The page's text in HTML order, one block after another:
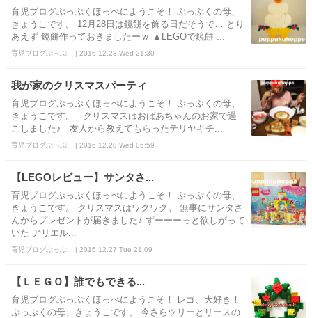
育児ブログぷっぷくほっぺにようこそ！ ぷっぷくの母、
きょうこです。 12月28日は鏡餅を飾る日だそうで… とり
あえず 鏡餅作っておきましたーｗ ▲LEGOで鏡餅 ...
育児ブログぷっぷ... | 2016.12.28 Wed 21:30
我が家のクリスマスパーティ
育児ブログぷっぷくほっぺにようこそ！ ぷっぷくの母、
きょうこです。 クリスマスはおばあちゃんのお家で過
ごしました♪ 友人から教えてもらったテリヤキチ...
育児ブログぷっぷ... | 2016.12.28 Wed 06:59
【LEGOレビュー】サンタさ...
育児ブログぷっぷくほっぺにようこそ！ ぷっぷくの母、
きょうこです。 クリスマスはワクワク。 無事にサンタさ
んからプレゼントが届きました♪ ずーーーっと欲しがって
いた アリエル...
育児ブログぷっぷ... | 2016.12.27 Tue 21:09
【ＬＥＧＯ】誰でもできる...
育児ブログぷっぷくほっぺにようこそ！ レゴ、大好き！
ぷっぷくの母、きょうこです。 今さらツリーとリースの